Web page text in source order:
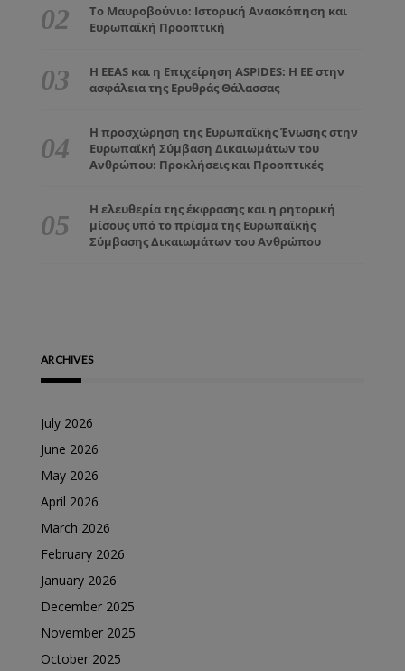
Το Μαυροβούνιο: Ιστορική Ανασκόπηση και
Ευρωπαϊκή Προοπτική
Η EEAS και η Επιχείρηση ASPIDES: Η ΕΕ στην
ασφάλεια της Ερυθράς Θάλασσας
Η προσχώρηση της Ευρωπαϊκής Ένωσης στην
Ευρωπαϊκή Σύμβαση Δικαιωμάτων του
Ανθρώπου: Προκλήσεις και Προοπτικές
Η ελευθερία της έκφρασης και η ρητορική
μίσους υπό το πρίσμα της Ευρωπαϊκής
Σύμβασης Δικαιωμάτων του Ανθρώπου
ARCHIVES
July 2026
June 2026
May 2026
April 2026
March 2026
February 2026
January 2026
December 2025
November 2025
October 2025